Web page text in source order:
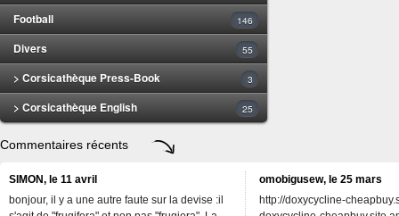
Football 146
Divers 55
> Corsicathèque Press-Book 3
> Corsicathèque English 25
Commentaires récents
SIMON, le 11 avril
bonjour, il y a une autre faute sur la devise :il
omobigusew, le 25 mars
http://doxycycline-